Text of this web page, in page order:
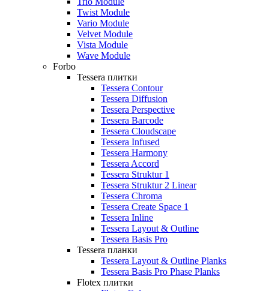
Twist Module
Vario Module
Velvet Module
Vista Module
Wave Module
Forbo
Tessera плитки
Tessera Contour
Tessera Diffusion
Tessera Perspective
Tessera Barcode
Tessera Cloudscape
Tessera Infused
Tessera Harmony
Tessera Accord
Tessera Struktur 1
Tessera Struktur 2 Linear
Tessera Chroma
Tessera Create Space 1
Tessera Inline
Tessera Layout & Outline
Tessera Basis Pro
Tessera планки
Tessera Layout & Outline Planks
Tessera Basis Pro Phase Planks
Flotex плитки